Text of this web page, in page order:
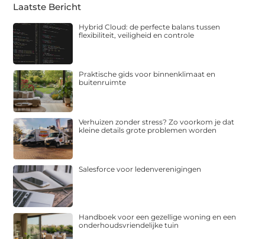
Laatste Bericht
Hybrid Cloud: de perfecte balans tussen
flexibiliteit, veiligheid en controle
Praktische gids voor binnenklimaat en
buitenruimte
Verhuizen zonder stress? Zo voorkom je dat
kleine details grote problemen worden
Salesforce voor ledenverenigingen
Handboek voor een gezellige woning en een
onderhoudsvriendelijke tuin